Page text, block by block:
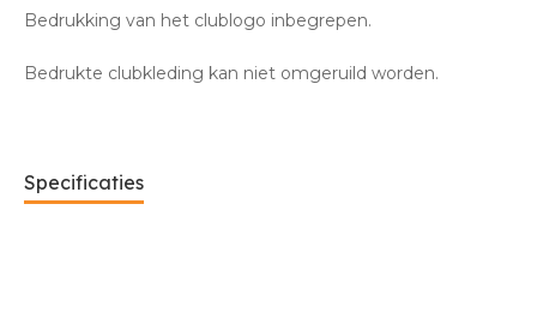
Bedrukking van het clublogo inbegrepen.
Bedrukte clubkleding kan niet omgeruild worden.
Specificaties